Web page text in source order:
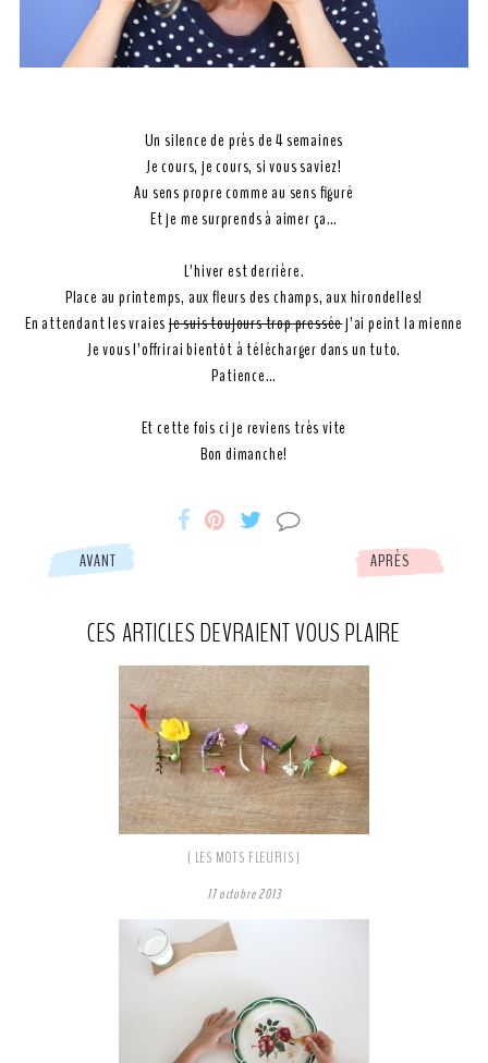
Un silence de près de 4 semaines
Je cours, je cours, si vous saviez!
Au sens propre comme au sens figuré
Et je me surprends à aimer ça…
L’hiver est derrière.
Place au printemps, aux fleurs des champs, aux hirondelles!
En attendant les vraiesje suis toujours trop presséej’ai peint la mienne
Je vous l’offrirai bientôt à télécharger dans un tuto.
Patience…
Et cette fois ci je reviens très vite
Bon dimanche!
Miss-
partage
Facebook
Miss-
partage
Pinterest
Miss-
partage
Tweeter
AVANT APRÈS
CES ARTICLES DEVRAIENT VOUS PLAIRE
{ LES MOTS FLEURIS }
17 octobre 2013